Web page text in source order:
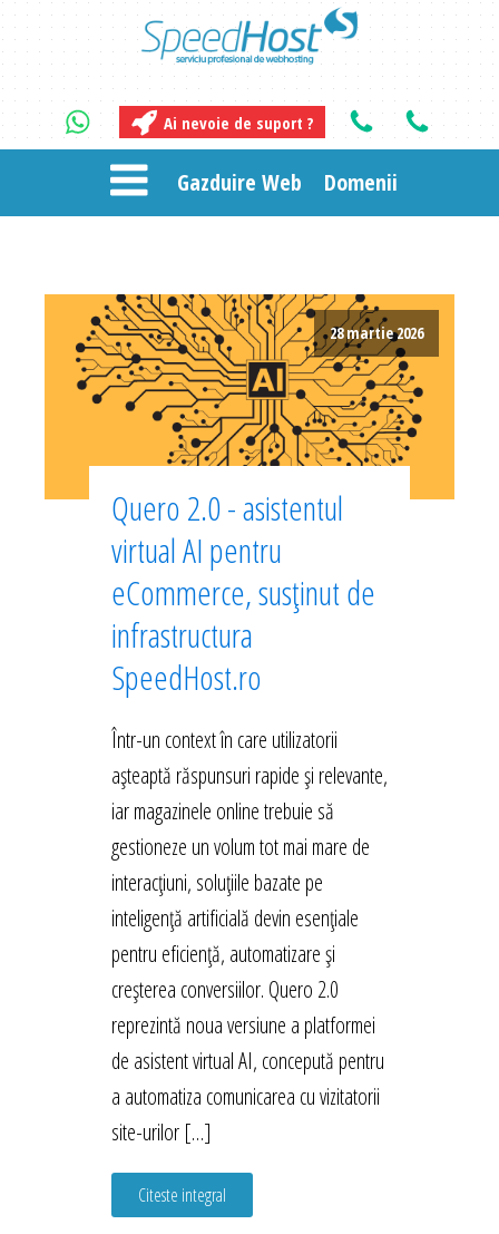
Ai nevoie de suport ?
Gazduire Web Domenii
28 martie 2026
Quero 2.0 - asistentul
virtual AI pentru
eCommerce, susținut de
infrastructura
SpeedHost.ro
Într-un context în care utilizatorii
așteaptă răspunsuri rapide și relevante,
iar magazinele online trebuie să
gestioneze un volum tot mai mare de
interacțiuni, soluțiile bazate pe
inteligență artificială devin esențiale
pentru eficiență, automatizare și
creșterea conversiilor. Quero 2.0
reprezintă noua versiune a platformei
de asistent virtual AI, concepută pentru
a automatiza comunicarea cu vizitatorii
site-urilor […]
Citeste integral